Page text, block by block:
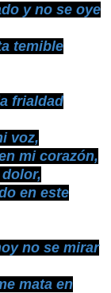
y no se oye
temible
frialdad
voz,
mi corazón,
en este
no se mirar
mata en